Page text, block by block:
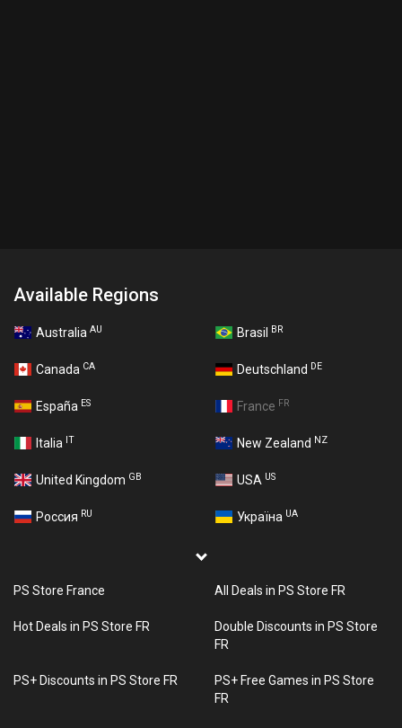
Available Regions
Australia AU Brasil BR
Canada CA Deutschland DE
España ES France FR
Italia IT New Zealand NZ
United Kingdom GB USA US
Россия RU Україна UA
PS Store France All Deals in PS Store FR
Hot Deals in PS Store FR
Double Discounts in PS Store
FR
PS+ Discounts in PS Store FR
PS+ Free Games in PS Store
FR